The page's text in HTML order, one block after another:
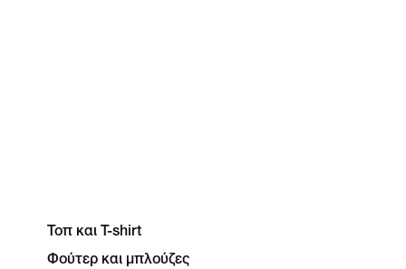
Τοπ και T-shirt
Φούτερ και μπλούζες